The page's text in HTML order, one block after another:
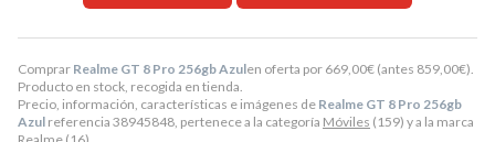
Comprar Realme GT 8 Pro 256gb Azulen oferta por 669,00€ (antes 859,00€).
Producto en stock, recogida en tienda.
Precio, información, características e imágenes de Realme GT 8 Pro 256gb
Azul referencia 38945848, pertenece a la categoría Móviles (159) y a la marca